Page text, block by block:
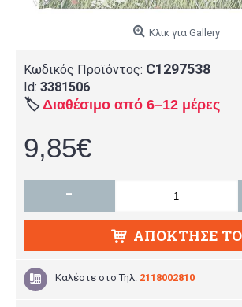
Κλικ για Gallery
Κωδικός Προϊόντος: C1297538
Id: 3381506
🏷️ Διαθέσιμο από 6–12 μέρες
9,85€
-
ΑΠΌΚΤΗΣΕ ΤΟ
Καλέστε στοΤηλ: 2118002810